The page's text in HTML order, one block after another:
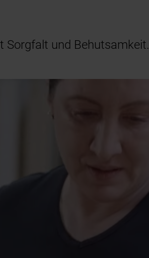
Sorgfalt und Behutsamkeit.